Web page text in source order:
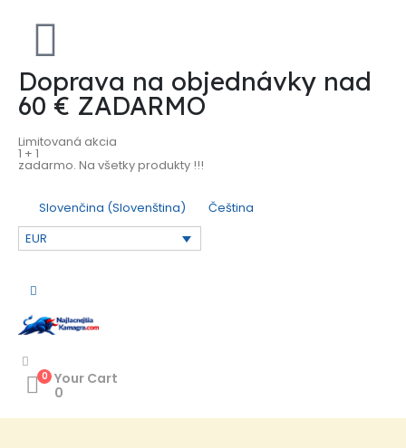
Doprava na objednávky nad
60 € ZADARMO
Limitovaná akcia
1 + 1
zadarmo. Na všetky produkty !!!
Slovenčina (Slovenština)
Čeština
EUR
0 Your Cart
0